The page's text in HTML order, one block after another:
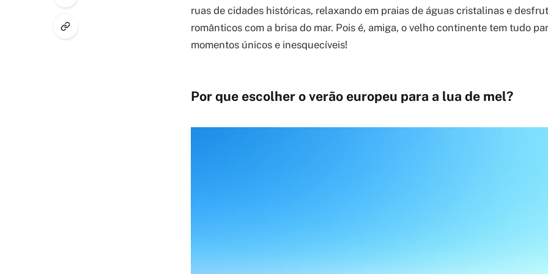
ruas de cidades históricas, relaxando em praias de águas cristalinas e
românticos com a brisa do mar. Pois é, amiga, o velho continente tem tudo
momentos únicos e inesquecíveis!
Por que escolher o verão europeu para a lua de mel?